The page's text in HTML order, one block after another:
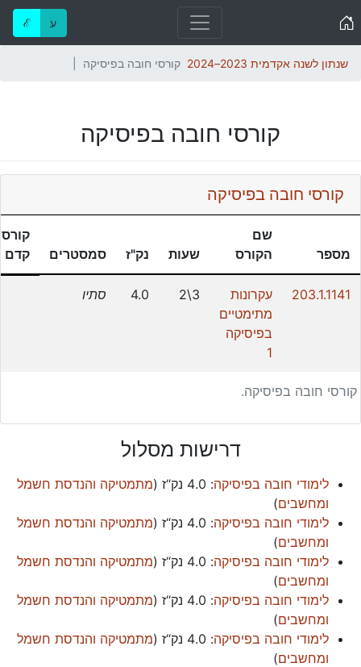
ℰ ע
שנתון לשנה אקדמית 2023–2024 קורסי חובה בפיסיקה
קורסי חובה בפיסיקה
קורסי חובה בפיסיקה
קורסי חובה בפיסיקה.
מספר
שם
הקורס
שעות נק"ז סמסטרים
קדם
203.1.1141
עקרונות
מתימטיים
בפיסיקה
1
3\2
4.0 סתיו
דרישות מסלול
לימודי חובה בפיסיקה: 4.0 נק“ז (מתמטיקה והנדסת חשמל
ומחשבים)
לימודי חובה בפיסיקה: 4.0 נק“ז (מתמטיקה והנדסת חשמל
ומחשבים)
לימודי חובה בפיסיקה: 4.0 נק“ז (מתמטיקה והנדסת חשמל
ומחשבים)
לימודי חובה בפיסיקה: 4.0 נק“ז (מתמטיקה והנדסת חשמל
ומחשבים)
לימודי חובה בפיסיקה: 4.0 נק“ז (מתמטיקה והנדסת חשמל
ומחשבים)